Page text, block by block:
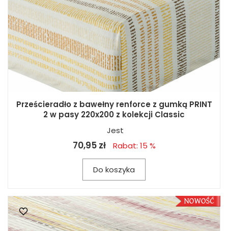
Prześcieradło z bawełny renforce z gumką PRINT
2 w pasy 220x200 z kolekcji Classic
Jest
70,95 zł Rabat: 15 %
Do koszyka